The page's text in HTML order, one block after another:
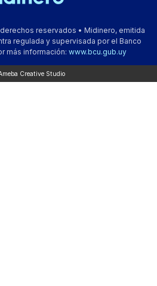
reservados • Midinero, emitida
regulada y supervisada por el Banco
más información: www.bcu.gub.uy
Creative Studio